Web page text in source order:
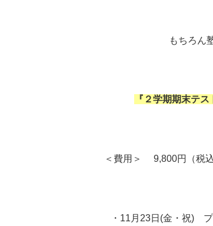
もちろん
『２学期期末テ
＜費用＞ 9,800円（税
・11月23日(金・祝)